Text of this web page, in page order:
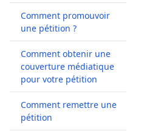
Comment promouvoir
une pétition ?
Comment obtenir une
couverture médiatique
pour votre pétition
Comment remettre une
pétition